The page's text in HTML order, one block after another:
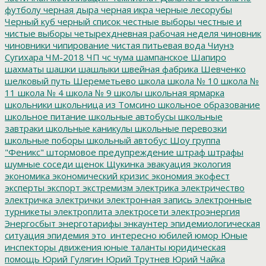
футболу черная дыра черная икра черные лесорубы
Черный куб черный список честные выборы честные и
чистые выборы четырехдневная рабочая неделя чиновник
чиновники чипирование чистая питьевая вода Чиунэ
Сугихара ЧМ-2018 ЧП чс чума шампанское Шапиро
шахматы шашки шашлыки швейная фабрика Шевченко
шелковый путь Шереметьево школа школа № 10 школа №
11 школа № 4 школа № 9 школы школьная ярмарка
школьники школьница из Томсино школьное образование
школьное питание школьные автобусы школьные
завтраки школьные каникулы школьные перевозки
школьные поборы школьный автобус Шоу группа
"Феникс" штормовое предупреждение штраф штрафы
шумные соседи щенок Щукинка эвакуация экология
экономика экономический кризис экономия экофест
эксперты экспорт экстремизм электрика электричество
электричка электрички электронная запись электронные
турникеты электроплита электросети электроэнергия
Энергосбыт энерготарифы энкаунтер эпидемиологическая
ситуация эпидемия это_интересно юбилей юмор Юные
инспекторы движения юные таланты юридическая
помощь Юрий Гулягин Юрий Трутнев Юрий Чайка